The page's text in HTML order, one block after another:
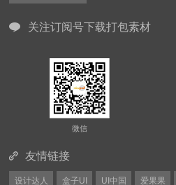
关注订阅号下载打包素材
微信
友情链接
设计达人 盒子UI UI中国 爱果果